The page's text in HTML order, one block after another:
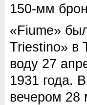
150-мм
«Fiume»
Triestino» в
воду 27
1931 года.
вечером 28